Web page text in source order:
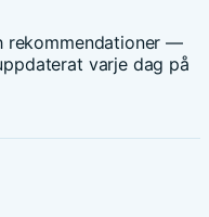
rekommendationer —
varje dag på